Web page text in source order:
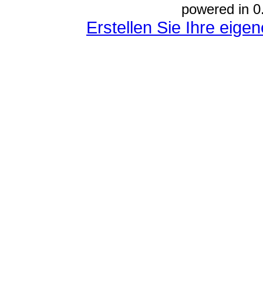
powered in
Erstellen Sie Ihre